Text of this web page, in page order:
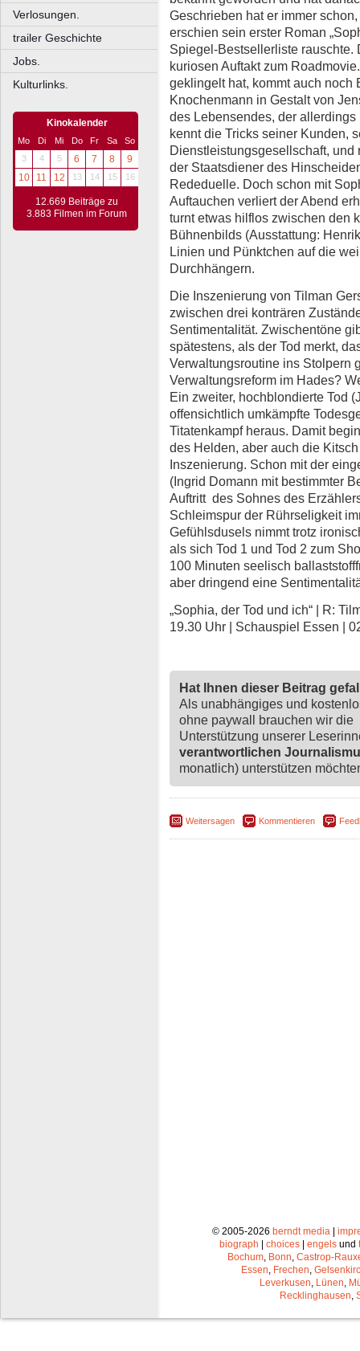
Verlosungen.
trailer Geschichte
Jobs.
Kulturlinks.
Kinokalender
Mo Di Mi Do Fr Sa
So
3
4 5 6 7 8
9
10
11 12 13 14 15 16
12.669 Beiträge zu
3.883 Filmen im Forum
Geschrieben hat er immer
erschien sein erster Roman
Spiegel-Bestsellerliste rauschte.
kuriosen Auftakt zum
geklingelt hat, kommt auch noch
Knochenmann in Gestalt von
des Lebensendes, der
kennt die Tricks seiner Kunden,
Dienstleistungsgesellschaft, und
der Staatsdiener des
Rededuelle. Doch schon mit
Auftauchen verliert der Abend
turnt etwas hilflos zwischen den
Bühnenbilds (Ausstattung:
Linien und Pünktchen auf die
Durchhängern.
Die Inszenierung von Tilman
zwischen drei konträren
Sentimentalität. Zwischentöne
spätestens, als der Tod merkt,
Verwaltungsroutine ins Stolpern
Verwaltungsreform im Hades?
Ein zweiter, hochblondierte Tod
offensichtlich umkämpfte
Titatenkampf heraus. Damit
des Helden, aber auch die
Inszenierung. Schon mit der
(Ingrid Domann mit bestimmter
Auftritt des Sohnes des
Schleimspur der Rührseligkeit
Gefühlsdusels nimmt trotz
als sich Tod 1 und Tod 2 zum
100 Minuten seelisch
aber dringend eine
„Sophia, der Tod und ich“ | R:
19.30 Uhr | Schauspiel Essen |
Hat Ihnen dieser Beitrag
Als unabhängiges und
ohne paywall brauchen wir die
Unterstützung unserer
verantwortlichen
monatlich) unterstützen
Weitersagen Kommentieren
© 2005-2026 berndt media|
biograph
choices engels und
Bochum, Bonn, Castrop-
Essen, Frechen,
Leverkusen, Lünen,
Recklinghausen,